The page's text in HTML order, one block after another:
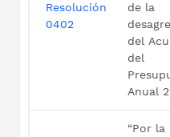
Resolución
0402
de la
del
del
Anual
“Por la